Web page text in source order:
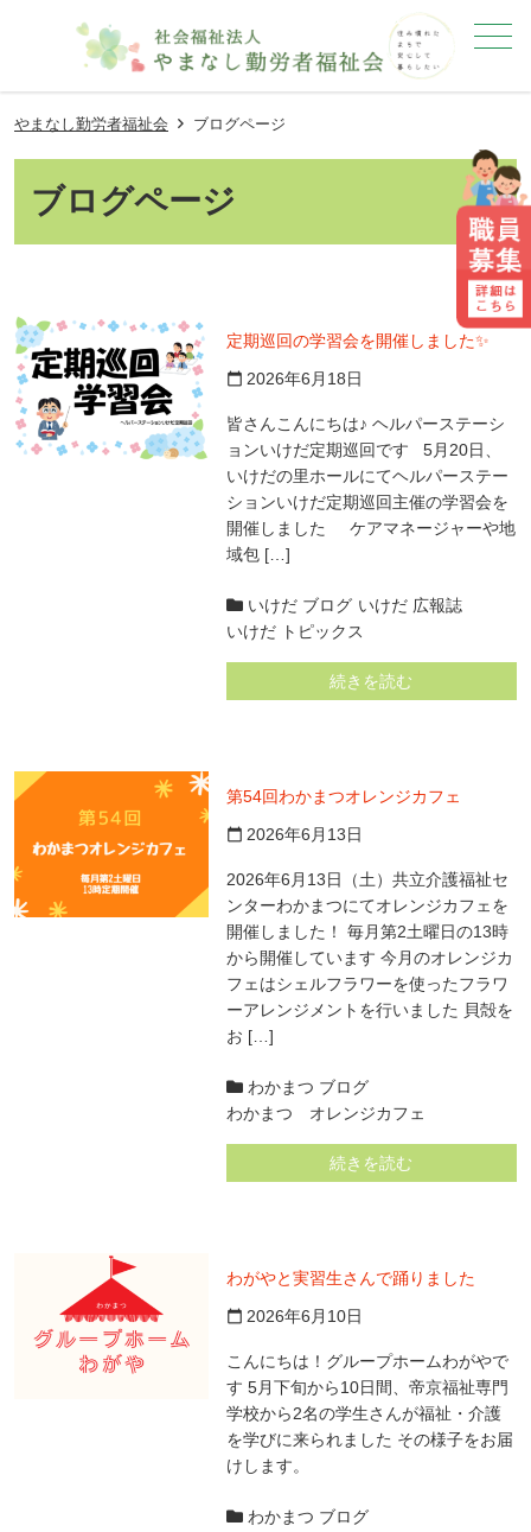
メニュー
やまなし勤労者福祉会 ブログページ
ブログページ
定期巡回の学習会を開催しました✨
calendar_today 2026年6月18日
皆さんこんにちは♪ ヘルパーステーシ
ョンいけだ定期巡回です 5月20日、
いけだの里ホールにてヘルパーステー
ションいけだ定期巡回主催の学習会を
開催しました ケアマネージャーや地
域包 […]
いけだ ブログ いけだ 広報誌
いけだ トピックス
続きを読む
第54回わかまつオレンジカフェ
calendar_today 2026年6月13日
2026年6月13日（土）共立介護福祉セ
ンターわかまつにてオレンジカフェを
開催しました！ 毎月第2土曜日の13時
から開催しています 今月のオレンジカ
フェはシェルフラワーを使ったフラワ
ーアレンジメントを行いました 貝殻を
お […]
わかまつ ブログ
わかまつ オレンジカフェ
続きを読む
わがやと実習生さんで踊りました
calendar_today 2026年6月10日
こんにちは！グループホームわがやで
す 5月下旬から10日間、帝京福祉専門
学校から2名の学生さんが福祉・介護
を学びに来られました その様子をお届
けします。
わかまつ ブログ